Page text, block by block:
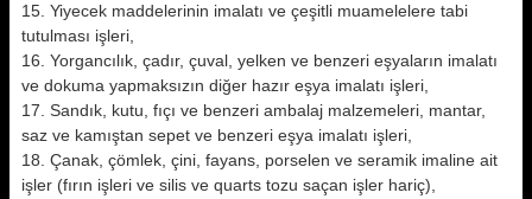
15. Yiyecek maddelerinin imalatı ve çeşitli muamelelere tabi
tutulması işleri,
16. Yorgancılık, çadır, çuval, yelken ve benzeri eşyaların imalatı
ve dokuma yapmaksızın diğer hazır eşya imalatı işleri,
17. Sandık, kutu, fıçı ve benzeri ambalaj malzemeleri, mantar,
saz ve kamıştan sepet ve benzeri eşya imalatı işleri,
18. Çanak, çömlek, çini, fayans, porselen ve seramik imaline ait
işler (fırın işleri ve silis ve quarts tozu saçan işler hariç),